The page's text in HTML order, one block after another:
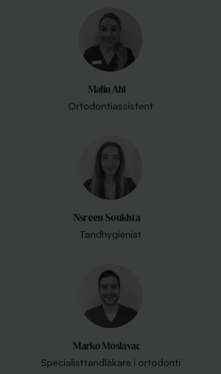
Malin Ahl
Ortodontiassistent
Nsreen Soukhta
Tandhygienist
Marko Moslavac
Specialisttandläkare i ortodonti